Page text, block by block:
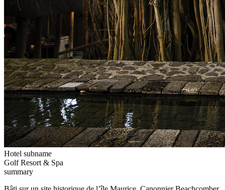
Hotel subname
Golf Resort & Spa
summary